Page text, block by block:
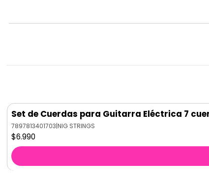
Set de Cuerdas para Guitarra Eléctrica 7
7897813401703|NIG STRINGS
$6.990